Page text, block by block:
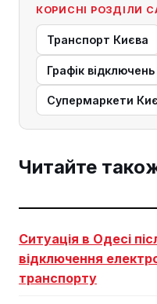
КОРИСНІ РОЗДІЛИ
Транспорт Києва
Графік
Супермаркети
Читайте
Ситуація в Одесі
відключення
транспорту